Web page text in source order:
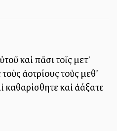
καὶ πᾶσι τοῖς μετ’
ἀλλοτρίους τοὺς μεθ’
καὶ ἀλλάξατε